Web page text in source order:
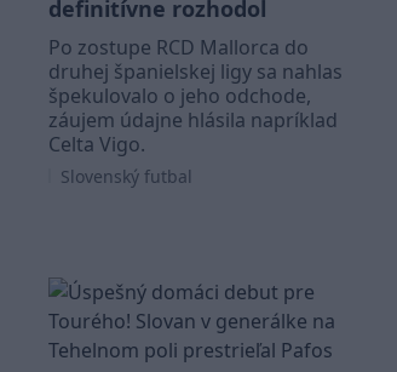
definitívne rozhodol
Po zostupe RCD Mallorca do
druhej španielskej ligy sa nahlas
špekulovalo o jeho odchode,
záujem údajne hlásila napríklad
Celta Vigo.
Slovenský futbal